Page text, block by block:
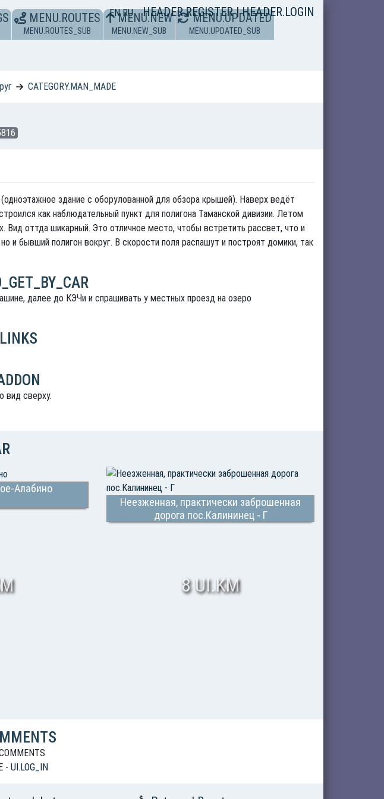
ENRU HEADER.REGISTER|HEADER.LOGIN
MENU.ROUTES
MENU.ROUTES_SUB
MENU.NEW
MENU.NEW_SUB
MENU.UPDATED
MENU.UPDATED_SUB
CATEGORY.MAN_MADE
здание с оборулованной для обзора крышей). Наверх ведёт
как наблюдательный пункт для полигона Таманской дивизии. Летом
оттда шикарный. Это отличное место, чтобы встретить рассвет, что и
и бывший полигон вокруг. В скорости поля распашут и построят домики, так
далее до КЭЧи и спрашивать у местных проезд на озеро
вид сверху.
Алабино
Неезженная, практически заброшенная
дорога пос.Калининец - Г
8 UI.KM
- UI.LOG_IN